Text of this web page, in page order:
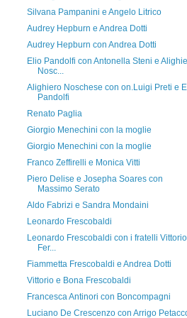
Silvana Pampanini e Angelo Litrico
Audrey Hepburn e Andrea Dotti
Audrey Hepburn con Andrea Dotti
Elio Pandolfi con Antonella Steni e
Nosc...
Alighiero Noschese con on.Luigi Preti e
Pandolfi
Renato Paglia
Giorgio Menechini con la moglie
Giorgio Menechini con la moglie
Franco Zeffirelli e Monica Vitti
Piero Delise e Josepha Soares con
Massimo Serato
Aldo Fabrizi e Sandra Mondaini
Leonardo Frescobaldi
Leonardo Frescobaldi con i fratelli
Fer...
Fiammetta Frescobaldi e Andrea Dotti
Vittorio e Bona Frescobaldi
Francesca Antinori con Boncompagni
Luciano De Crescenzo con Arrigo